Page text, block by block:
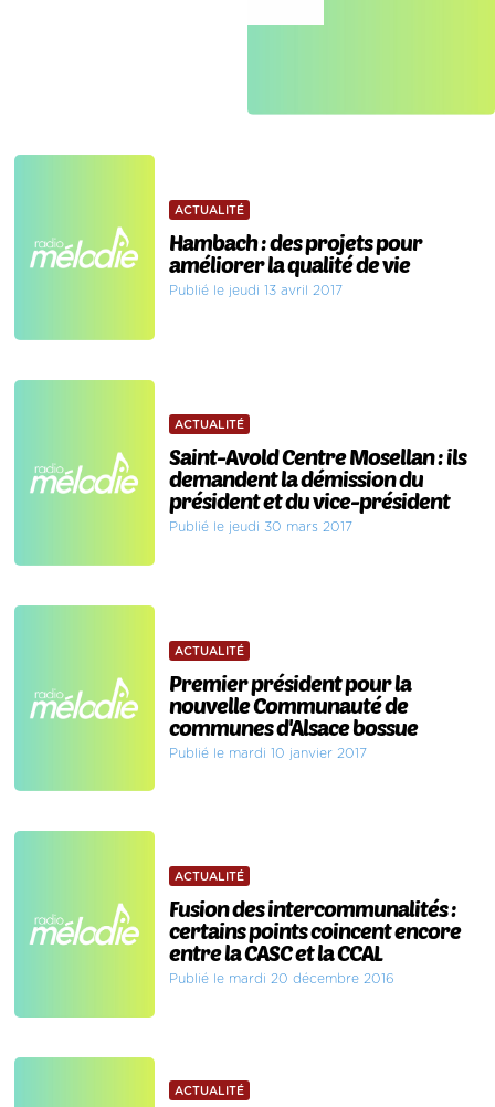
ACTUALITÉ
Hambach : des projets pour
améliorer la qualité de vie
Publié le jeudi 13 avril 2017
ACTUALITÉ
Saint-Avold Centre Mosellan : ils
demandent la démission du
président et du vice-président
Publié le jeudi 30 mars 2017
ACTUALITÉ
Premier président pour la
nouvelle Communauté de
communes d'Alsace bossue
Publié le mardi 10 janvier 2017
ACTUALITÉ
Fusion des intercommunalités :
certains points coincent encore
entre la CASC et la CCAL
Publié le mardi 20 décembre 2016
ACTUALITÉ